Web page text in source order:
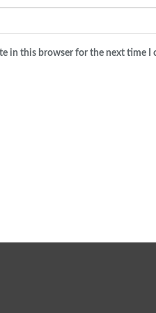
in this browser for the next time I